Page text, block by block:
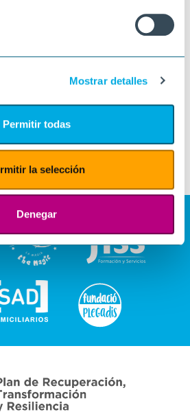
Mostrar detalles
Permitir todas
la selección
Denegar